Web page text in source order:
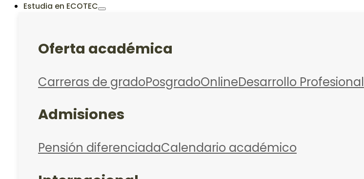
Estudia en ECOTEC
Oferta académica
Carreras de gradoPosgradoOnlineDesarrollo Profesional
Admisiones
Pensión diferenciadaCalendario académico